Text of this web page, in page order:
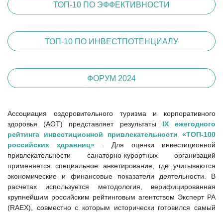
ТОП-10 ПО ЭФФЕКТИВНОСТИ
ТОП-10 ПО ИНВЕСТПОТЕНЦИАЛУ
ФОРУМ 2024
Ассоциация оздоровительного туризма и корпоративного
здоровья (АОТ) представляет результаты IХ ежегодного
рейтинга инвестиционной привлекательности «ТОП-100
российских здравниц» . Для оценки инвестиционной
привлекательности санаторно-курортных организаций
применяется специальное анкетирование, где учитываются
экономические и финансовые показатели деятельности. В
расчетах используется методология, верифицированная
крупнейшим российским рейтинговым агентством Эксперт РА
(RAEX), совместно с которым исторически готовился самый